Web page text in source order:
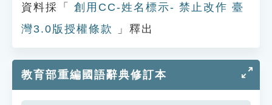
資料採「
創用CC-姓名標示- 禁止改作 臺
灣3.0版授權條款
」釋出
教育部重編國語辭典修訂本